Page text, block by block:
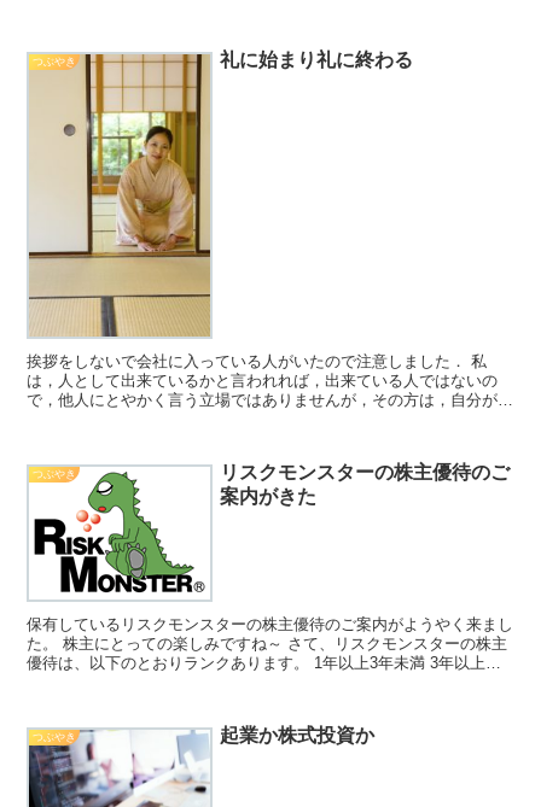
つぶやき 礼に始まり礼に終わる
挨拶をしないで会社に入っている人がいたので注意しました． 私
は，人として出来ているかと言われれば，出来ている人ではないの
で，他人にとやかく言う立場ではありませんが，その方は，自分がで
つぶやき
リスクモンスターの株主優待のご
案内がきた
保有しているリスクモンスターの株主優待のご案内がようやく来まし
た。 株主にとっての楽しみですね～ さて、リスクモンスターの株主
優待は、以下のとおりランクあります。 1年以上3年未満 3年以上
つぶやき 起業か株式投資か